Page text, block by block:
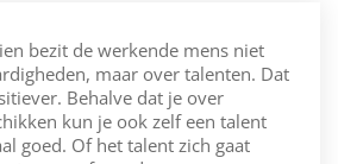
bezit de werkende mens niet
maar over talenten. Dat
Behalve dat je over
kun je ook zelf een talent
goed. Of het talent zich gaat